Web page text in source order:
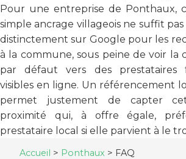
Pour une entreprise de Ponthaux,
simple ancrage villageois ne suffit
distinctement sur Google pour les
à la commune, sous peine de voir la
par défaut vers des prestataires
visibles en ligne. Un référencement
permet justement de capter
proximité qui, à offre égale,
prestataire local si elle parvient à le
Accueil > Ponthaux > FAQ